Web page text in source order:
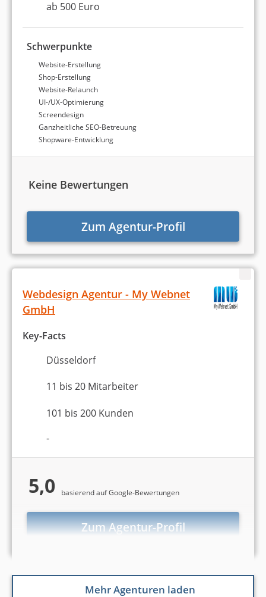
ab 500 Euro
Schwerpunkte
Website-Erstellung
Shop-Erstellung
Website-Relaunch
UI-/UX-Optimierung
Screendesign
Ganzheitliche SEO-Betreuung
Shopware-Entwicklung
Keine Bewertungen
Zum Agentur-Profil
Webdesign Agentur - My Webnet
GmbH
Key-Facts
Düsseldorf
11 bis 20 Mitarbeiter
101 bis 200 Kunden
-
5,0 basierend auf Google-Bewertungen
Zum Agentur-Profil
Mehr Agenturen laden